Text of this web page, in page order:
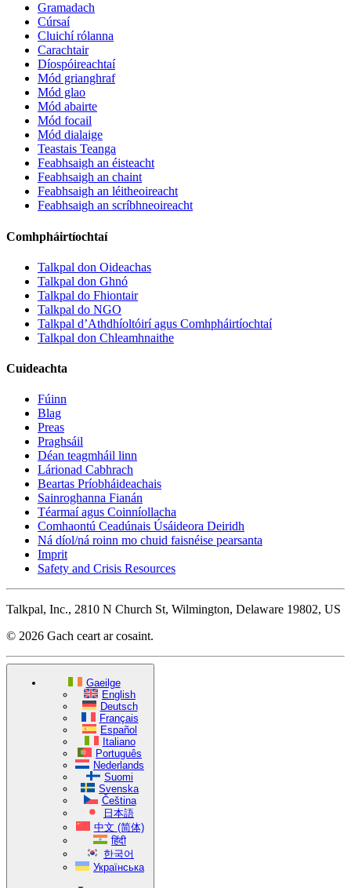
Gramadach
Cúrsaí
Cluichí rólanna
Carachtair
Díospóireachtaí
Mód grianghraf
Mód glao
Mód abairte
Mód focail
Mód dialaige
Teastais Teanga
Feabhsaigh an éisteacht
Feabhsaigh an chaint
Feabhsaigh an léitheoireacht
Feabhsaigh an scríbhneoireacht
Comhpháirtíochtaí
Talkpal don Oideachas
Talkpal don Ghnó
Talkpal do Fhiontair
Talkpal do NGO
Talkpal d’Athdhíoltóirí agus Comhpháirtíochtaí
Talkpal don Chleamhnaithe
Cuideachta
Fúinn
Blag
Preas
Praghsáil
Déan teagmháil linn
Lárionad Cabhrach
Beartas Príobháideachais
Sainroghanna Fianán
Téarmaí agus Coinníollacha
Comhaontú Ceadúnais Úsáideora Deiridh
Ná díol/ná roinn mo chuid faisnéise pearsanta
Imprit
Safety and Crisis Resources
Talkpal, Inc., 2810 N Church St, Wilmington, Delaware 19802, US
© 2026 Gach ceart ar cosaint.
Gaeilge
English
Deutsch
Français
Español
Italiano
Português
Nederlands
Suomi
Svenska
Čeština
日本語
中文 (简体)
हिंदी
한국어
Українська